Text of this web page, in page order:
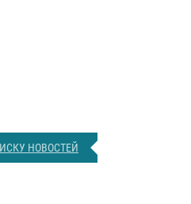
НОВОСТЕЙ